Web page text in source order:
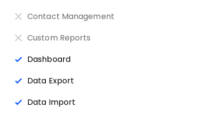
Contact Management
Custom Reports
Dashboard
Data Export
Data Import